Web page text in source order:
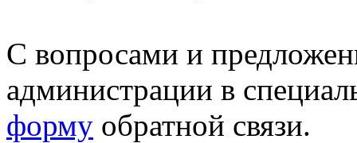
С вопросами и
администрации в
форму обратной связи.